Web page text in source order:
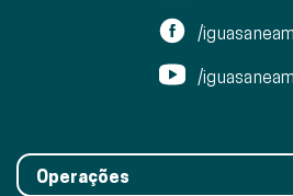
/
/
Operações